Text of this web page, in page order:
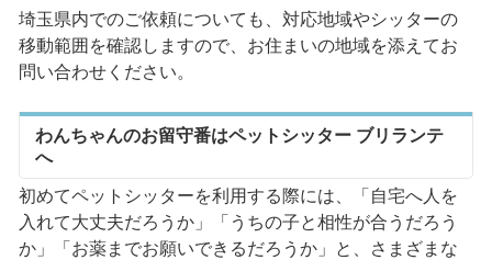
埼玉県内でのご依頼についても、対応地域やシッターの
移動範囲を確認しますので、お住まいの地域を添えてお
問い合わせください。
わんちゃんのお留守番はペットシッター ブリランテ
へ
初めてペットシッターを利用する際には、「自宅へ人を
入れて大丈夫だろうか」「うちの子と相性が合うだろう
か」「お薬までお願いできるだろうか」と、さまざまな